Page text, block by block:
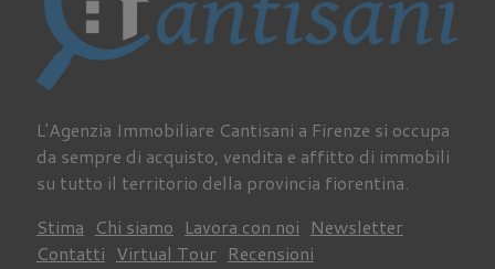
L'Agenzia Immobiliare Cantisani a Firenze si occupa
da sempre di acquisto, vendita e affitto di immobili
su tutto il territorio della provincia fiorentina.
Stima Chi siamo Lavora con noi Newsletter
Contatti Virtual Tour Recensioni